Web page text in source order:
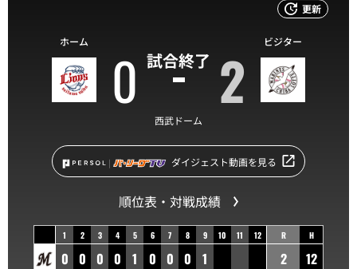
更新
試合終了
ホーム
0 2
ビジター
西武ドーム
ダイジェスト動画を見る
順位表・対戦成績
1 2 3 4 5 6 7 8 9 10 11 12
0 0 0 0 1 0 0 0
1
R H
2
12